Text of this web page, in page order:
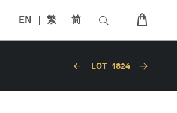
EN 繁 简
LOT 1824